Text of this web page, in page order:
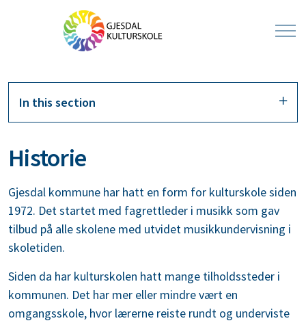
In this section
Historie
Gjesdal kommune har hatt en form for kulturskole siden
1972. Det startet med fagrettleder i musikk som gav
tilbud på alle skolene med utvidet musikkundervisning i
skoletiden.
Siden da har kulturskolen hatt mange tilholdssteder i
kommunen. Det har mer eller mindre vært en
omgangsskole, hvor lærerne reiste rundt og underviste